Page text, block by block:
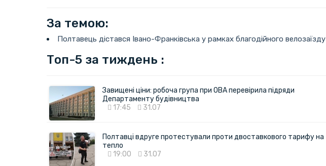
За темою:
Полтавець дістався Івано-Франківська у рамках благодійного велозаїзду
Топ-5 за тиждень :
Завищені ціни: робоча група при ОВА перевірила підряди
Департаменту будівництва
17:45
31.07
Полтавці вдруге протестували проти двоставкового тарифу на
тепло
19:00
31.07